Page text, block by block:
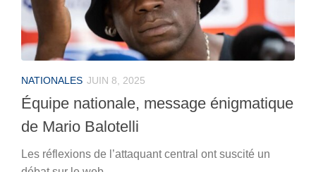
NATIONALES JUIN 8, 2025
Équipe nationale, message énigmatique
de Mario Balotelli
Les réflexions de l’attaquant central ont suscité un